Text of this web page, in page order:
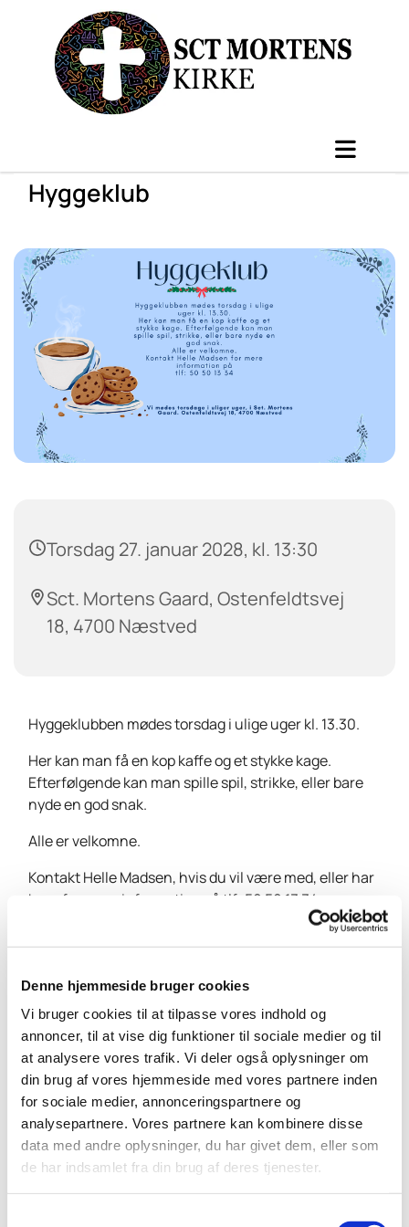
Denne hjemmeside bruger cookies
Vi bruger cookies til at tilpasse vores indhold og
annoncer, til at vise dig funktioner til sociale medier og til
at analysere vores trafik. Vi deler også oplysninger om
din brug af vores hjemmeside med vores partnere inden
for sociale medier, annonceringspartnere og
analysepartnere. Vores partnere kan kombinere disse
data med andre oplysninger, du har givet dem, eller som
de har indsamlet fra din brug af deres tjenester.
Hyggeklub
Torsdag 27. januar 2028, kl. 13:30
Sct. Mortens Gaard, Ostenfeldtsvej
18, 4700 Næstved
Hyggeklubben mødes torsdag i ulige uger kl. 13.30.
Her kan man få en kop kaffe og et stykke kage.
Efterfølgende kan man spille spil, strikke, eller bare
nyde en god snak.
Alle er velkomne.
Kontakt Helle Madsen, hvis du vil være med, eller har
brug for mere information på tlf: 50 50 13 34